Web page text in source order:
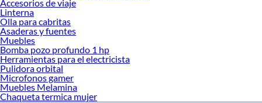
Accesorios de viaje
Linterna
Olla para cabritas
Asaderas y fuentes
Muebles
Bomba pozo profundo 1 hp
Herramientas para el electricista
Pulidora orbital
Microfonos gamer
Muebles Melamina
Chaqueta termica mujer